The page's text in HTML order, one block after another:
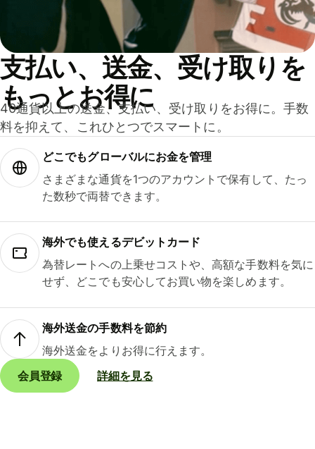
支払い、送金、受け取りを
もっとお得に
40通貨以上の送金、支払い、受け取りをお得に。手数
料を抑えて、これひとつでスマートに。
どこでもグ⁠ロ⁠ー⁠バ⁠ルにお金を管理
さまざまな通貨を1つのアカウントで保有して、たっ
た数秒で両替できます。
海外でも使えるデビットカード
為替レートへの上乗せコストや、高額な手数料を気に
せず、どこでも安心してお買い物を楽しめます。
海外送金の手数料を節約
海外送金をよりお得に行えます。
会員登録
詳細を見る